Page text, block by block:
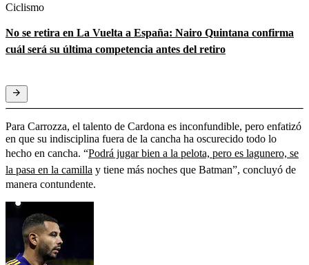
Ciclismo
No se retira en La Vuelta a España: Nairo Quintana confirma
cuál será su última competencia antes del retiro
Para Carrozza, el talento de Cardona es inconfundible, pero enfatizó
en que su indisciplina fuera de la cancha ha oscurecido todo lo
hecho en cancha. “Podrá jugar bien a la pelota, pero es lagunero, se
la pasa en la camilla y tiene más noches que Batman”, concluyó de
manera contundente.